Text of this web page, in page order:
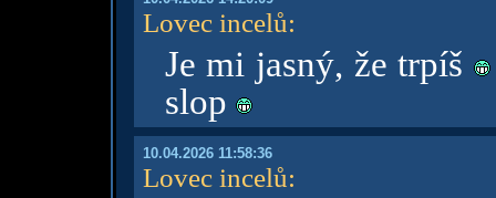
Lovec incelů:
Je mi jasný, že trpíš
slop
10.04.2026 11:58:36
Lovec incelů: